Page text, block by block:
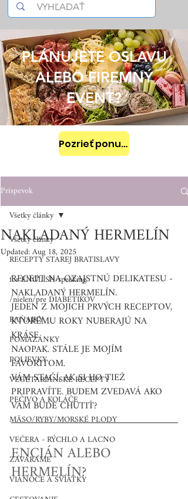
PLÁNUJETE OSLAVU
ALEBO FIREMNÝ
EVENT?
Pozrieť ponuku
Príspevok
Všetky články
RECEPTY STAREJ BRATISLAVY
for ENGLISH-speaking
/nielen/pre DIABETIKOV
RAŇAJKY
POMAZÁNKY
POLIEVKY
VEGETARIÁNSKE RECEPTY
PEČIVO A KOLÁČE
MÄSO/RYBY/MORSKÉ PLODY
VEČERA - RÝCHLO A LACNO
ZAVÁRAME
VIANOCE A SVIATKY
Všetky články
NAKLADANÝ HERMELÍN
Updated:Aug 18, 2025
RECEPT NA OZAJSTNÚ DELIKATESU -
NAKLADANÝ HERMELÍN.
JEDEN Z MOJICH PRVÝCH RECEPTOV,
KTORÉMU ROKY NUBERAJÚ NA
KRÁSE.
NAOPAK. STÁLE JE MOJÍM
FAVORITOM.
VÁM STAČÍ, AK SI HO TIEŽ
PRIPRAVÍTE. BUDEM ZVEDAVÁ AKO
VÁM BUDE CHUTIŤ?
ENCIÁN ALEBO
HERMELÍN?